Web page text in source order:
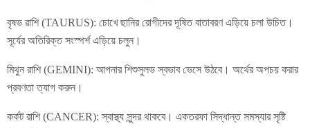
বৃষভ রাশি (TAURUS): চোখে ছানির রোগীদের দূষিত বাতাবরণ এড়িয়ে চলা উচিত।
সূর্যের অতিরিক্ত সংস্পর্শ এড়িয়ে চলুন।
মিথুন রাশি (GEMINI): আপনার শিশুসুলভ স্বভাব ভেসে উঠবে। অর্থের অপচয় করার
প্রবণতা ত্যাগ করুন।
কর্কট রাশি (CANCER): স্বাস্থ্য সুন্দর থাকবে। একতরফা সিদ্ধান্ত সমস্যার সৃষ্টি